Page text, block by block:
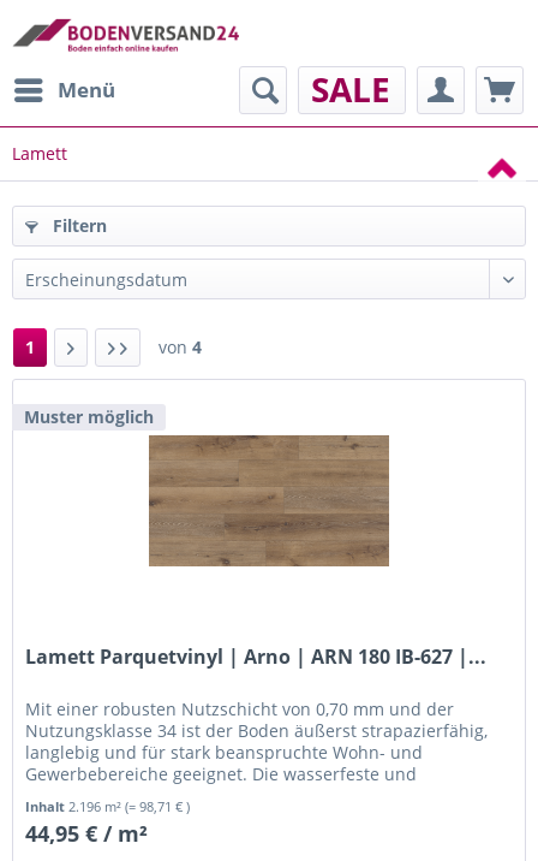
Menü SALE
Lamett
Filtern
1 von 4
Muster möglich
Lamett Parquetvinyl | Arno | ARN 180 IB-627 |...
Mit einer robusten Nutzschicht von 0,70 mm und der
Nutzungsklasse 34 ist der Boden äußerst strapazierfähig,
langlebig und für stark beanspruchte Wohn- und
Gewerbebereiche geeignet. Die wasserfeste und
Inhalt2.196 m²(= 98,71 € )
44,95 € / m²